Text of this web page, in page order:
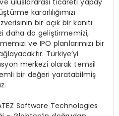
uluslararası ticareti yapay
kararlılığımızı
bir açık bir kanıtı
daha da geliştirmemizi,
ve IPO planlarımızı bir
Türkiye’yi
merkezi olarak temsil
bir değeri yaratabilmiş
Software Technologies